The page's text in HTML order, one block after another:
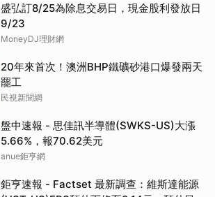
盛弘訂8/25為除息交易日，現金股利發放日
9/23
MoneyDJ理財網
20年來首次！澳洲BHP鐵礦砂港口爆發兩天
罷工
民視新聞網
盤中速報 - 思佳訊半導體(SWKS-US)大漲
5.66%，報70.62美元
anue鉅亨網
鉅亨速報 - Factset 最新調查：維斯達能源